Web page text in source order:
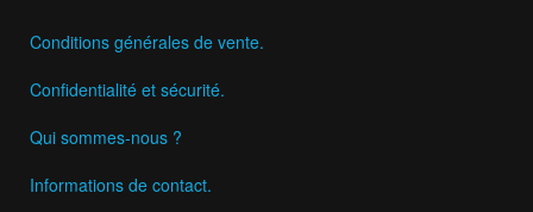
Conditions générales de vente.
Confidentialité et sécurité.
Qui sommes-nous ?
Informations de contact.